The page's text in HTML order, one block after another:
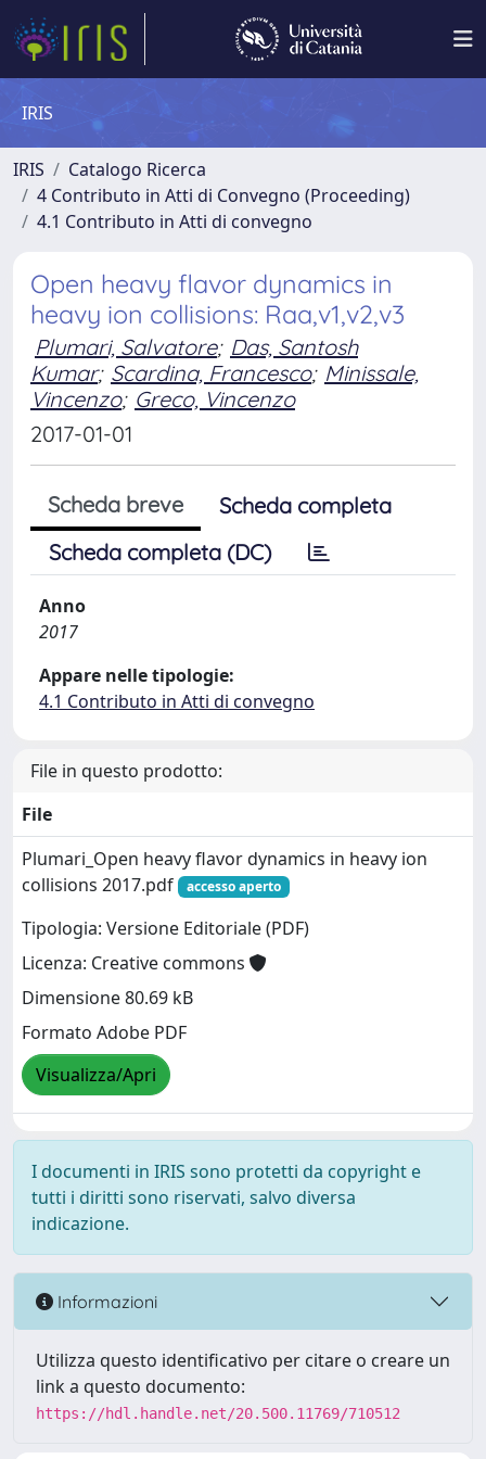
IRIS
IRIS
Catalogo Ricerca
4 Contributo in Atti di Convegno (Proceeding)
4.1 Contributo in Atti di convegno
Open heavy flavor dynamics in
heavy ion collisions: Raa,v1,v2,v3
Plumari, Salvatore; Das, Santosh
Kumar; Scardina, Francesco; Minissale,
Vincenzo; Greco, Vincenzo
2017-01-01
Scheda breve
Scheda completa
Scheda completa (DC)
Anno
2017
Appare nelle tipologie:
4.1 Contributo in Atti di convegno
File in questo prodotto:
File
Plumari_Open heavy flavor dynamics in heavy ion
collisions 2017.pdf
accesso aperto
Tipologia: Versione Editoriale (PDF)
Licenza: Creative commons
Dimensione 80.69 kB
Formato Adobe PDF
Visualizza/Apri
I documenti in IRIS sono protetti da copyright e
tutti i diritti sono riservati, salvo diversa
indicazione.
Informazioni
Utilizza questo identificativo per citare o creare un
link a questo documento:
https://hdl.handle.net/20.500.11769/710512